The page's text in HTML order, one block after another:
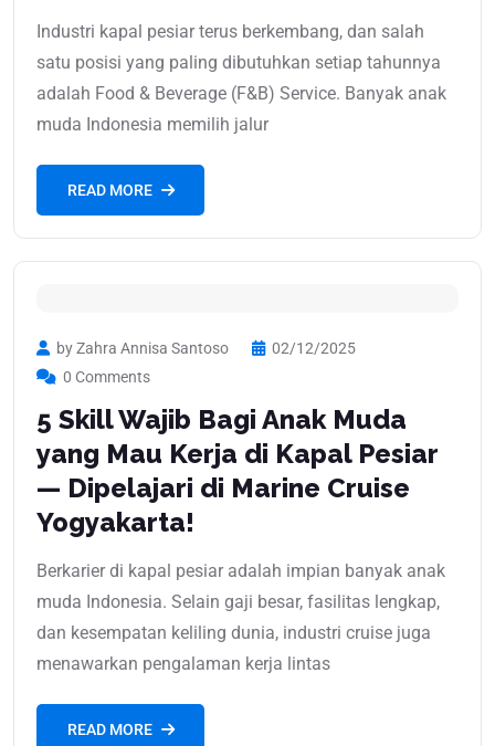
Industri kapal pesiar terus berkembang, dan salah
satu posisi yang paling dibutuhkan setiap tahunnya
adalah Food & Beverage (F&B) Service. Banyak anak
muda Indonesia memilih jalur
READ MORE
by Zahra Annisa Santoso
02/12/2025
0 Comments
5 Skill Wajib Bagi Anak Muda
yang Mau Kerja di Kapal Pesiar
— Dipelajari di Marine Cruise
Yogyakarta!
Berkarier di kapal pesiar adalah impian banyak anak
muda Indonesia. Selain gaji besar, fasilitas lengkap,
dan kesempatan keliling dunia, industri cruise juga
menawarkan pengalaman kerja lintas
READ MORE